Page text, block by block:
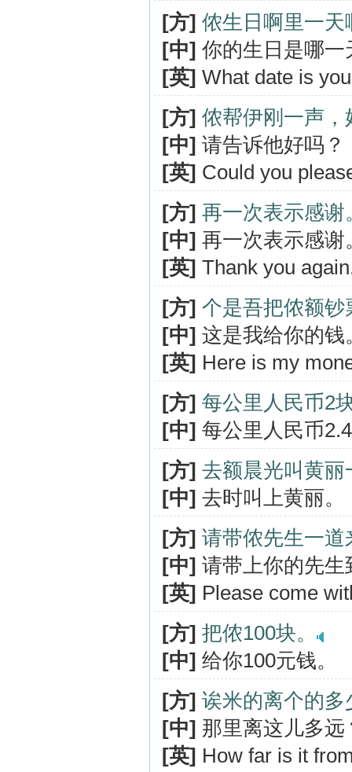
[方] 侬生日啊里一天
[中] 你的生日是哪一
[英] What date is
[方] 侬帮伊刚一声，
[中] 请告诉他好吗？
[英] Could you
[方] 再一次表示感谢
[中] 再一次表示感谢
[英] Thank you
[方] 个是吾把侬额钞
[中] 这是我给你的钱
[英] Here is my
[方] 每公里人民币2
[中] 每公里人民币
[方] 去额晨光叫黄丽
[中] 去时叫上黄丽。
[方] 请带侬先生一道
[中] 请带上你的先
[英] Please come
[方] 把侬100块。
[中] 给你100元钱。
[方] 诶米的离个的多
[中] 那里离这儿多远
[英] How far is it